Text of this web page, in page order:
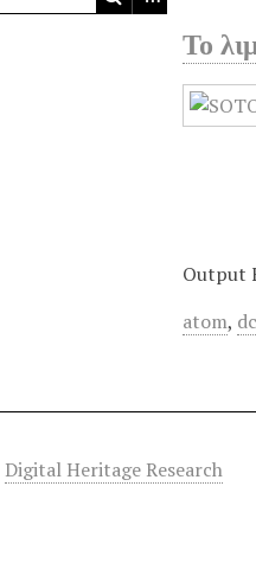
Το
Output
atom,
Digital Heritage Research